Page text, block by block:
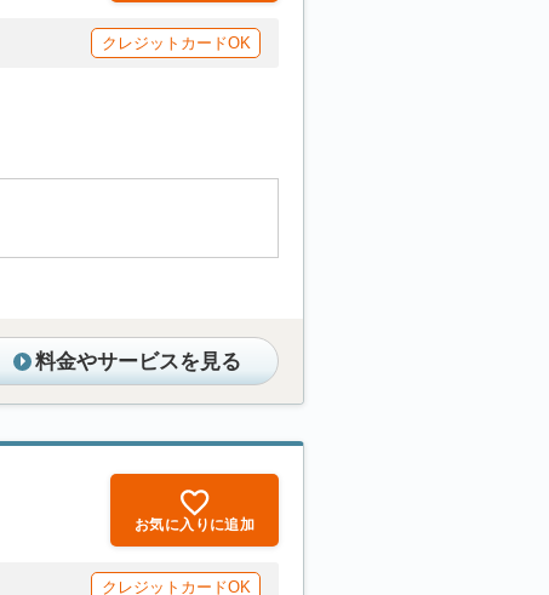
クレジットカードOK
料金やサービスを見る
お気に入りに追加
クレジットカードOK